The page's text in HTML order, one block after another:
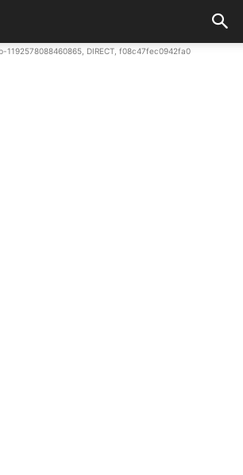
1192578088460865, DIRECT, f08c47fec0942fa0